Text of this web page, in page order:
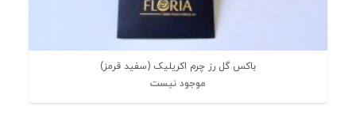
باکس گل رز چرم اکریلیک (سفید قرمز)
موجود نیست